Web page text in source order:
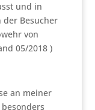
und in
der Besucher
von
05/2018 )
an meiner